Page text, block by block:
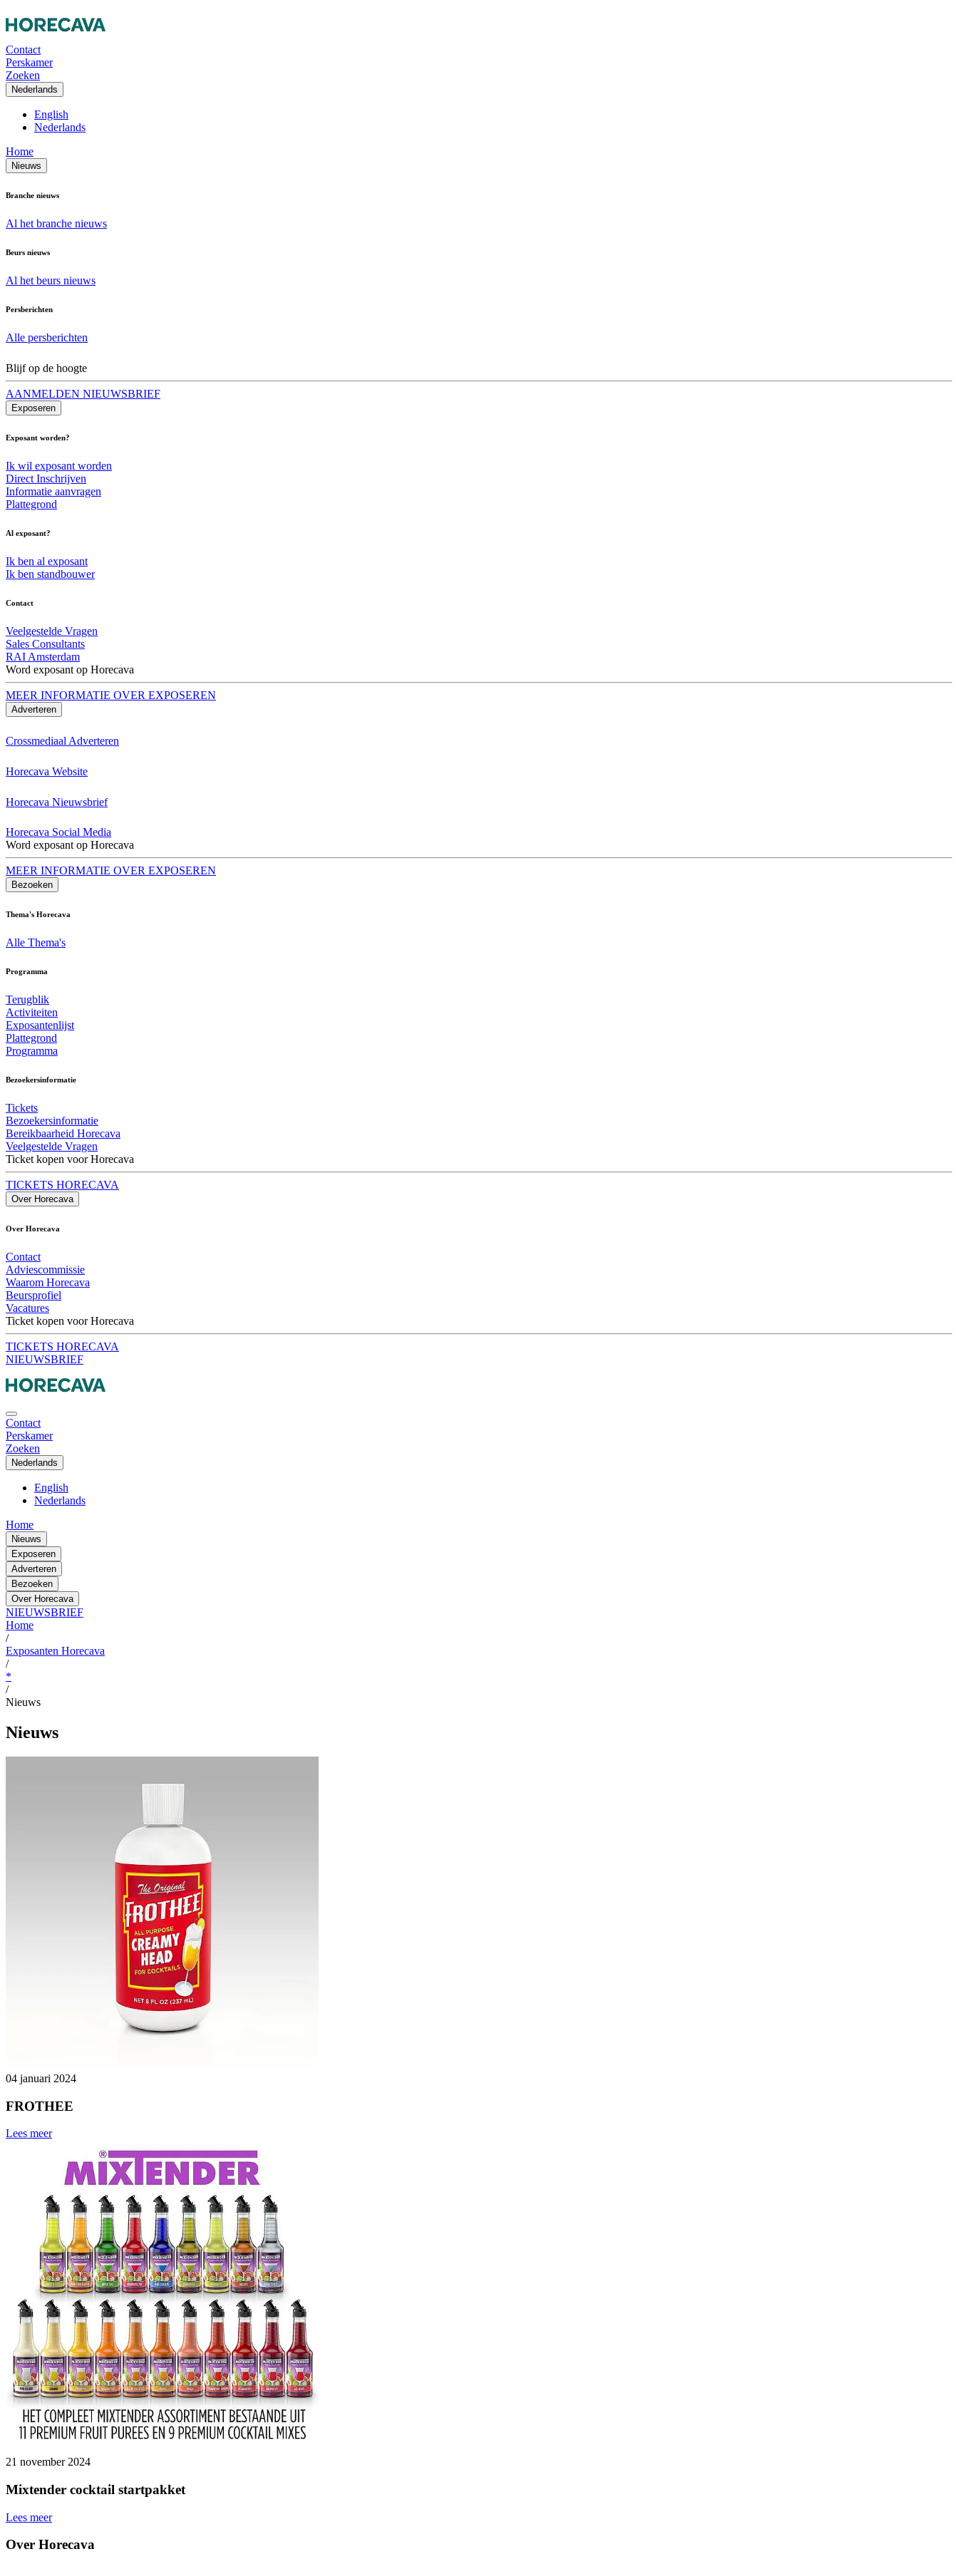
Contact
Perskamer
Zoeken
Nederlands
English
Nederlands
Home
Nieuws
Branche nieuws
Al het branche nieuws
Beurs nieuws
Al het beurs nieuws
Persberichten
Alle persberichten
Blijf op de hoogte
AANMELDEN NIEUWSBRIEF
Exposeren
Exposant worden?
Ik wil exposant worden
Direct Inschrijven
Informatie aanvragen
Plattegrond
Al exposant?
Ik ben al exposant
Ik ben standbouwer
Contact
Veelgestelde Vragen
Sales Consultants
RAI Amsterdam
Word exposant op Horecava
MEER INFORMATIE OVER EXPOSEREN
Adverteren
Crossmediaal Adverteren
Horecava Website
Horecava Nieuwsbrief
Horecava Social Media
Word exposant op Horecava
MEER INFORMATIE OVER EXPOSEREN
Bezoeken
Thema's Horecava
Alle Thema's
Programma
Terugblik
Activiteiten
Exposantenlijst
Plattegrond
Programma
Bezoekersinformatie
Tickets
Bezoekersinformatie
Bereikbaarheid Horecava
Veelgestelde Vragen
Ticket kopen voor Horecava
TICKETS HORECAVA
Over Horecava
Over Horecava
Contact
Adviescommissie
Waarom Horecava
Beursprofiel
Vacatures
Ticket kopen voor Horecava
TICKETS HORECAVA
NIEUWSBRIEF
Contact
Perskamer
Zoeken
Nederlands
English
Nederlands
Home
Nieuws
Exposeren
Adverteren
Bezoeken
Over Horecava
NIEUWSBRIEF
Home
/
Exposanten Horecava
/
*
/
Nieuws
Nieuws
04 januari 2024
FROTHEE
Lees meer
21 november 2024
Mixtender cocktail startpakket
Lees meer
Over Horecava